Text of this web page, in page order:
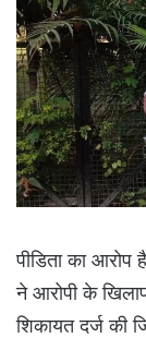
पीडिता का आरोप
ने आरोपी के
शिकायत दर्ज की